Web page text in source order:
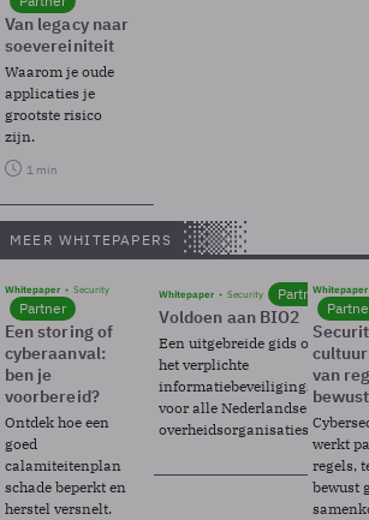
Van legacy naar
soevereiniteit
Waarom je oude
applicaties je
grootste risico
zijn.
1 min
MEER WHITEPAPERS
Whitepaper Security
Partner
Een storing of
cyberaanval:
ben je
voorbereid?
Ontdek hoe een
goed
calamiteitenplan
schade beperkt en
herstel versnelt.
Whitepaper Security Partner
Voldoen aan BIO2
Een uitgebreide gids over BIO2,
het verplichte
voor alle Nederlandse
overheidsorganisaties.
Whitepaper
van
werkt
regels,
bewust